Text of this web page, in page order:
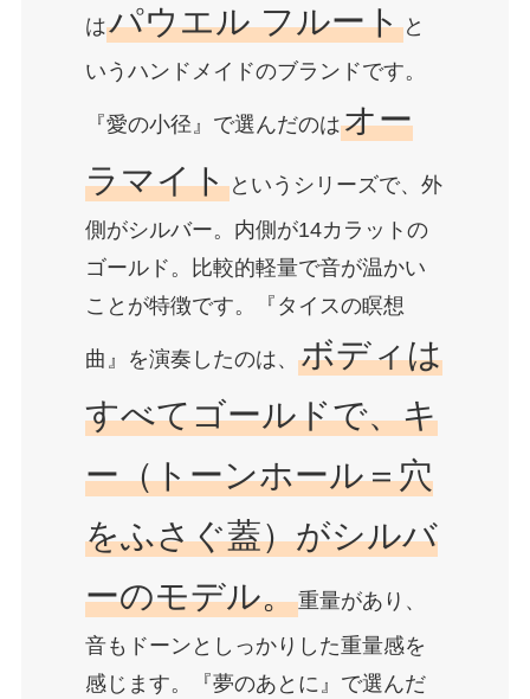
はパウエル フルートと
いうハンドメイドのブランドです。
『愛の小径』で選んだのはオー
ラマイトというシリーズで、外
側がシルバー。内側が14カラットの
ゴールド。比較的軽量で音が温かい
ことが特徴です。『タイスの瞑想
曲』を演奏したのは、 ボディは
すべてゴールドで、キ
ー（トーンホール＝穴
をふさぐ蓋）がシルバ
ーのモデル。重量があり、
音もドーンとしっかりした重量感を
感じます。『夢のあとに』で選んだ